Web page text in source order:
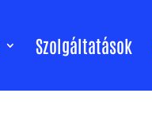
Szolgáltatások